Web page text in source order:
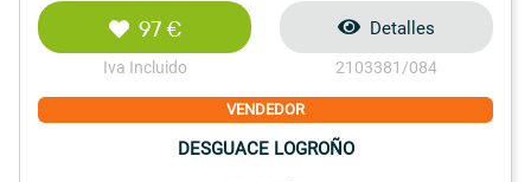
97 €
Iva Incluido
Detalles
2103381/084
VENDEDOR
DESGUACE LOGROÑO